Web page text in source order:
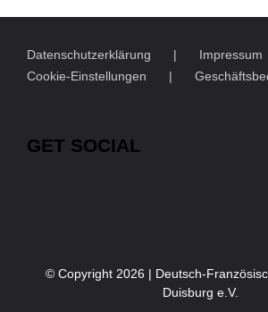
Datenschutzerklärung
Impressum
Cookie-Einstellungen
GET SOCIAL
© Copyright 2026 | Deutsch-
Duisburg e.V.